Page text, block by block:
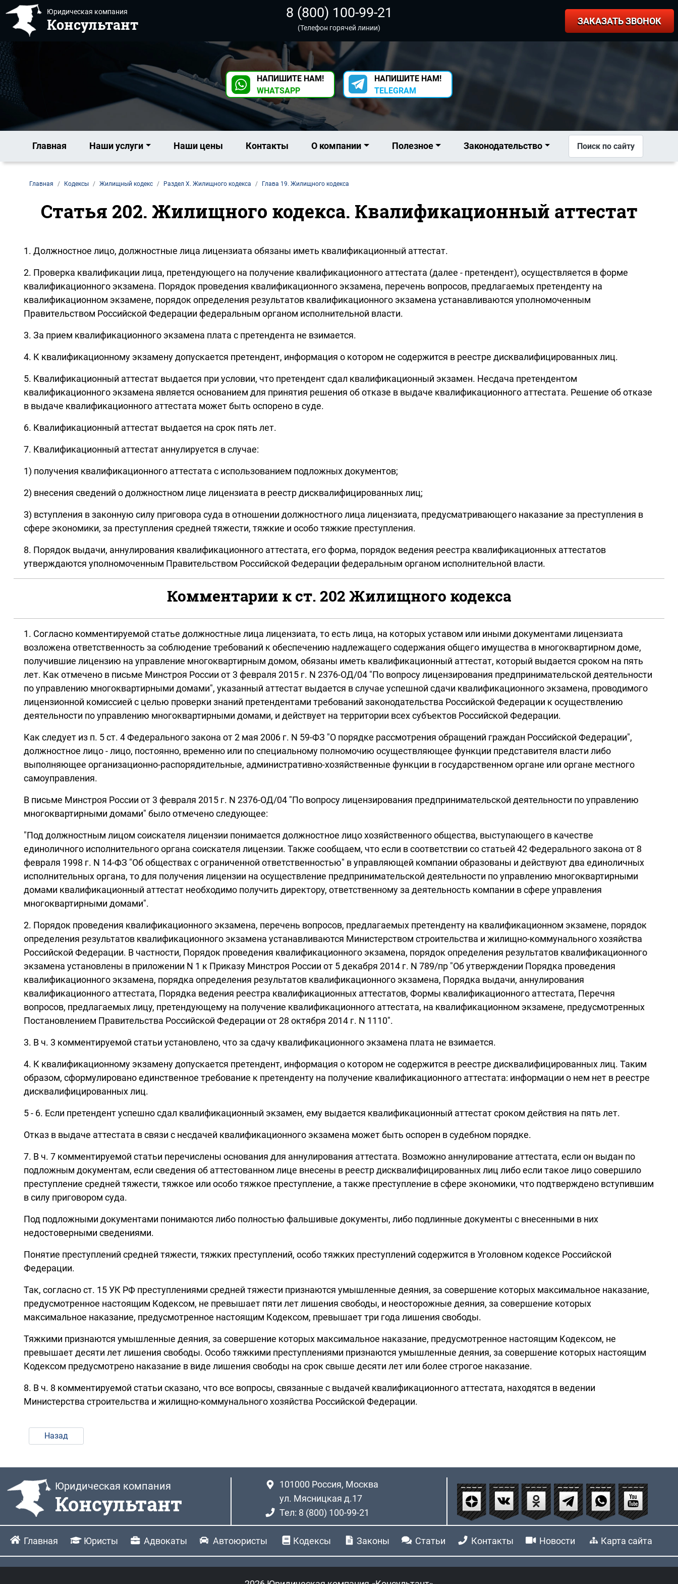
Юридическая компания
Консультант
8 (800) 100-99-21
(Телефон горячей линии)
ЗАКАЗАТЬ ЗВОНОК
НАПИШИТЕ НАМ!
WHATSAPP
НАПИШИТЕ НАМ!
TELEGRAM
Главная Наши услуги Наши цены Контакты О компании Полезное Законодательство Поиск по сайту
Главная Кодексы Жилищный кодекс Раздел X. Жилищного кодекса Глава 19. Жилищного кодекса
Статья 202. Жилищного кодекса. Квалификационный аттестат
1. Должностное лицо, должностные лица лицензиата обязаны иметь квалификационный аттестат.
2. Проверка квалификации лица, претендующего на получение квалификационного аттестата (далее - претендент), осуществляется в форме
квалификационного экзамена. Порядок проведения квалификационного экзамена, перечень вопросов, предлагаемых претенденту на
квалификационном экзамене, порядок определения результатов квалификационного экзамена устанавливаются уполномоченным
Правительством Российской Федерации федеральным органом исполнительной власти.
3. За прием квалификационного экзамена плата с претендента не взимается.
4. К квалификационному экзамену допускается претендент, информация о котором не содержится в реестре дисквалифицированных лиц.
5. Квалификационный аттестат выдается при условии, что претендент сдал квалификационный экзамен. Несдача претендентом
квалификационного экзамена является основанием для принятия решения об отказе в выдаче квалификационного аттестата. Решение об отказе
в выдаче квалификационного аттестата может быть оспорено в суде.
6. Квалификационный аттестат выдается на срок пять лет.
7. Квалификационный аттестат аннулируется в случае:
1) получения квалификационного аттестата с использованием подложных документов;
2) внесения сведений о должностном лице лицензиата в реестр дисквалифицированных лиц;
3) вступления в законную силу приговора суда в отношении должностного лица лицензиата, предусматривающего наказание за преступления в
сфере экономики, за преступления средней тяжести, тяжкие и особо тяжкие преступления.
8. Порядок выдачи, аннулирования квалификационного аттестата, его форма, порядок ведения реестра квалификационных аттестатов
утверждаются уполномоченным Правительством Российской Федерации федеральным органом исполнительной власти.
Комментарии к ст. 202 Жилищного кодекса
1. Согласно комментируемой статье должностные лица лицензиата, то есть лица, на которых уставом или иными документами лицензиата
возложена ответственность за соблюдение требований к обеспечению надлежащего содержания общего имущества в многоквартирном доме,
получившие лицензию на управление многоквартирным домом, обязаны иметь квалификационный аттестат, который выдается сроком на пять
лет. Как отмечено в письме Минстроя России от 3 февраля 2015 г. N 2376-ОД/04 "По вопросу лицензирования предпринимательской деятельности
по управлению многоквартирными домами", указанный аттестат выдается в случае успешной сдачи квалификационного экзамена, проводимого
лицензионной комиссией с целью проверки знаний претендентами требований законодательства Российской Федерации к осуществлению
деятельности по управлению многоквартирными домами, и действует на территории всех субъектов Российской Федерации.
Как следует из п. 5 ст. 4 Федерального закона от 2 мая 2006 г. N 59-ФЗ "О порядке рассмотрения обращений граждан Российской Федерации",
должностное лицо - лицо, постоянно, временно или по специальному полномочию осуществляющее функции представителя власти либо
выполняющее организационно-распорядительные, административно-хозяйственные функции в государственном органе или органе местного
самоуправления.
В письме Минстроя России от 3 февраля 2015 г. N 2376-ОД/04 "По вопросу лицензирования предпринимательской деятельности по управлению
многоквартирными домами" было отмечено следующее:
"Под должностным лицом соискателя лицензии понимается должностное лицо хозяйственного общества, выступающего в качестве
единоличного исполнительного органа соискателя лицензии. Также сообщаем, что если в соответствии со статьей 42 Федерального закона от 8
февраля 1998 г. N 14-ФЗ "Об обществах с ограниченной ответственностью" в управляющей компании образованы и действуют два единоличных
исполнительных органа, то для получения лицензии на осуществление предпринимательской деятельности по управлению многоквартирными
домами квалификационный аттестат необходимо получить директору, ответственному за деятельность компании в сфере управления
многоквартирными домами".
2. Порядок проведения квалификационного экзамена, перечень вопросов, предлагаемых претенденту на квалификационном экзамене, порядок
определения результатов квалификационного экзамена устанавливаются Министерством строительства и жилищно-коммунального хозяйства
Российской Федерации. В частности, Порядок проведения квалификационного экзамена, порядок определения результатов квалификационного
экзамена установлены в приложении N 1 к Приказу Минстроя России от 5 декабря 2014 г. N 789/пр "Об утверждении Порядка проведения
квалификационного экзамена, порядка определения результатов квалификационного экзамена, Порядка выдачи, аннулирования
квалификационного аттестата, Порядка ведения реестра квалификационных аттестатов, Формы квалификационного аттестата, Перечня
вопросов, предлагаемых лицу, претендующему на получение квалификационного аттестата, на квалификационном экзамене, предусмотренных
Постановлением Правительства Российской Федерации от 28 октября 2014 г. N 1110".
3. В ч. 3 комментируемой статьи установлено, что за сдачу квалификационного экзамена плата не взимается.
4. К квалификационному экзамену допускается претендент, информация о котором не содержится в реестре дисквалифицированных лиц. Таким
образом, сформулировано единственное требование к претенденту на получение квалификационного аттестата: информации о нем нет в реестре
дисквалифицированных лиц.
5 - 6. Если претендент успешно сдал квалификационный экзамен, ему выдается квалификационный аттестат сроком действия на пять лет.
Отказ в выдаче аттестата в связи с несдачей квалификационного экзамена может быть оспорен в судебном порядке.
7. В ч. 7 комментируемой статьи перечислены основания для аннулирования аттестата. Возможно аннулирование аттестата, если он выдан по
подложным документам, если сведения об аттестованном лице внесены в реестр дисквалифицированных лиц либо если такое лицо совершило
преступление средней тяжести, тяжкое или особо тяжкое преступление, а также преступление в сфере экономики, что подтверждено вступившим
в силу приговором суда.
Под подложными документами понимаются либо полностью фальшивые документы, либо подлинные документы с внесенными в них
недостоверными сведениями.
Понятие преступлений средней тяжести, тяжких преступлений, особо тяжких преступлений содержится в Уголовном кодексе Российской
Федерации.
Так, согласно ст. 15 УК РФ преступлениями средней тяжести признаются умышленные деяния, за совершение которых максимальное наказание,
предусмотренное настоящим Кодексом, не превышает пяти лет лишения свободы, и неосторожные деяния, за совершение которых
максимальное наказание, предусмотренное настоящим Кодексом, превышает три года лишения свободы.
Тяжкими признаются умышленные деяния, за совершение которых максимальное наказание, предусмотренное настоящим Кодексом, не
превышает десяти лет лишения свободы. Особо тяжкими преступлениями признаются умышленные деяния, за совершение которых настоящим
Кодексом предусмотрено наказание в виде лишения свободы на срок свыше десяти лет или более строгое наказание.
8. В ч. 8 комментируемой статьи сказано, что все вопросы, связанные с выдачей квалификационного аттестата, находятся в ведении
Министерства строительства и жилищно-коммунального хозяйства Российской Федерации.
Назад
Юридическая компания
Консультант
101000 Россия, Москва
ул. Мясницкая д.17
Тел: 8 (800) 100-99-21
Главная Юристы Адвокаты Автоюристы Кодексы Законы Статьи Контакты Новости Карта сайта